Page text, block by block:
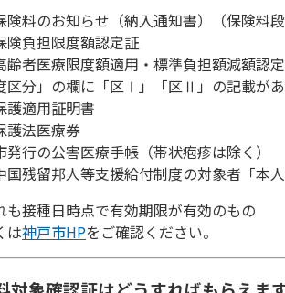
料のお知らせ（納入通知書）（保険料
負担限度額認定証
者医療限度額適用・標準負担額減額認
区分」の欄に「区Ⅰ」「区Ⅱ」の記載が
適用証明書
法医療券
行の公害医療手帳（帯状疱疹は除く）
残留邦人等支援給付制度の対象者「本
接種日時点で有効期限が有効のもの
は神戸市HPをご確認ください。